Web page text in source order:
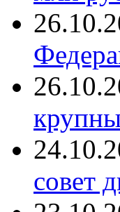
совет